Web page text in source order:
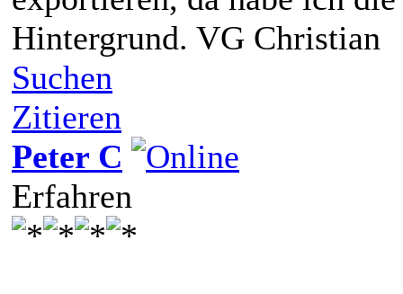
Hintergrund. VG Christian
Suchen
Zitieren
Peter C
Erfahren